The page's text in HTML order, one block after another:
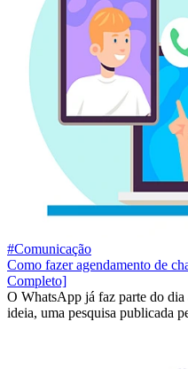
#Comunicação
Como fazer agendamento de
Completo]
O WhatsApp já faz parte do
ideia, uma pesquisa publicada